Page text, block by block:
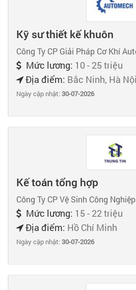
Kỹ sư thiết kế khuôn
Công Ty CP Giải Pháp Cơ Khí
Mức lương: 10 - 25 triệu
Địa điểm: Bắc Ninh, Hà Nội
Ngày cập nhật:30-07-2026
Kế toán tổng hợp
Công Ty CP Vệ Sinh Công
Mức lương: 15 - 22 triệu
Địa điểm: Hồ Chí Minh
Ngày cập nhật:30-07-2026